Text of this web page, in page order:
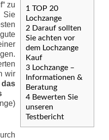
1 TOP 20
Lochzange
2 Darauf sollten
Sie achten vor
dem Lochzange
Kauf
3 Lochzange –
Informationen &
Beratung
4 Bewerten Sie
unseren
Testbericht
zu
Sie
wir